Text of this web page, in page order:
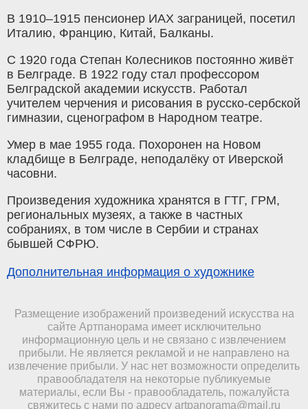
В 1910–1915 пенсионер ИАХ заграницей, посетил
Италию, Францию, Китай, Балканы.
С 1920 года Степан Колесников постоянно живёт
в Белграде. В 1922 году стал профессором
Белградской академии искусств. Работал
учителем черчения и рисования в русско-сербской
гимназии, сценографом в Народном театре.
Умер в мае 1955 года. Похоронен на Новом
кладбище в Белграде, неподалёку от Иверской
часовни.
Произведения художника хранятся в ГТГ, ГРМ,
региональных музеях, а также в частных
собраниях, в том числе в Сербии и странах
бывшей СФРЮ.
Дополнительная информация о художнике
Размещение изображений произведений искусства на
сайте Артпанорама имеет исключительно
информационную цель и не связано с извлечением
прибыли. Не является рекламой и не направлено на
извлечение прибыли. У нас нет возможности определить
правообладателя на некоторые публикуемые
материалы, если Вы - правообладатель, пожалуйста
свяжитесь с нами по адресу artpanorama@mail.ru